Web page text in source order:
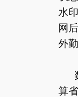
水
网
外
算